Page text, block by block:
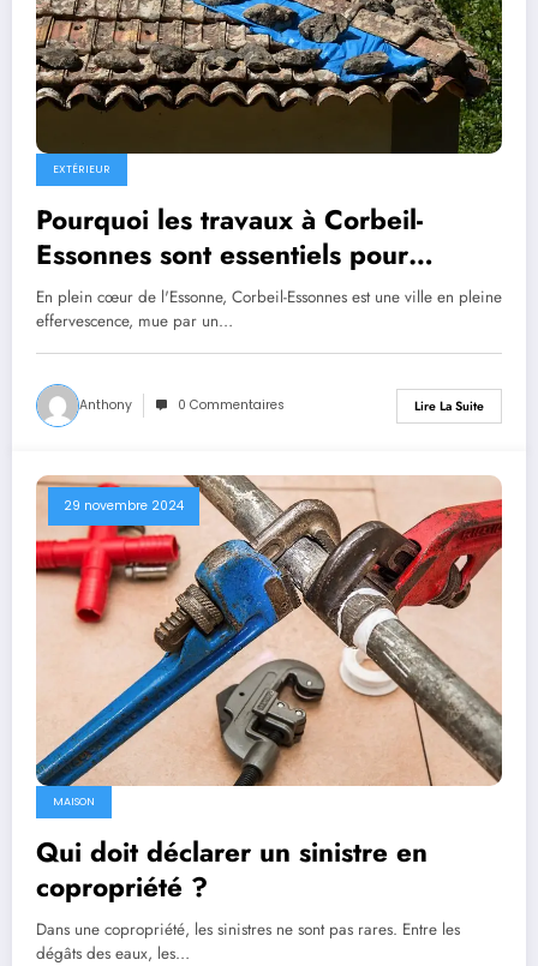
EXTÉRIEUR
Pourquoi les travaux à Corbeil-
Essonnes sont essentiels pour
l’avenir de la ville ?
En plein cœur de l'Essonne, Corbeil-Essonnes est une ville en pleine
effervescence, mue par un…
Anthony 0 Commentaires Lire La Suite
29 novembre 2024
MAISON
Qui doit déclarer un sinistre en
copropriété ?
Dans une copropriété, les sinistres ne sont pas rares. Entre les
dégâts des eaux, les…